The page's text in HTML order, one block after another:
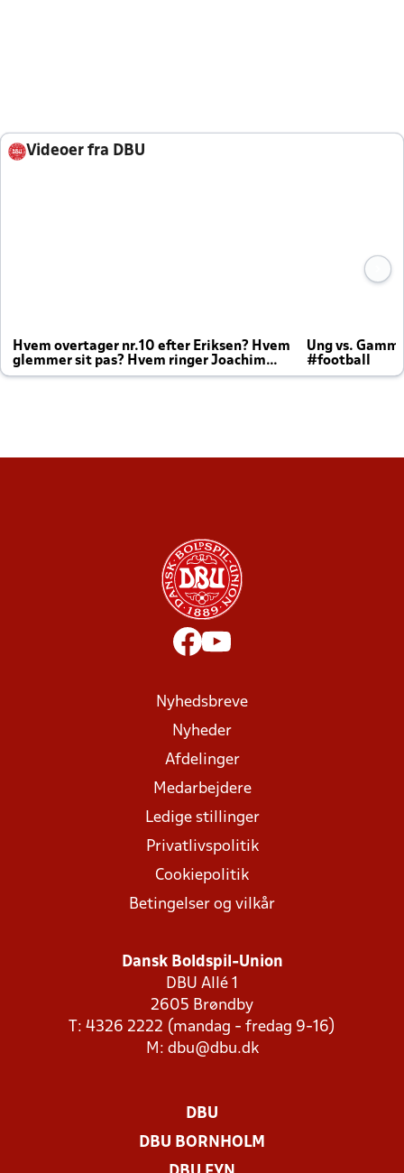
Videoer fra DBU
Hvem overtager nr.10 efter Eriksen? Hvem
glemmer sit pas? Hvem ringer Joachim
altid til efter kampe?
Ung vs.
#football
Nyhedsbreve
Nyheder
Afdelinger
Medarbejdere
Ledige stillinger
Privatlivspolitik
Cookiepolitik
Betingelser og vilkår
Dansk Boldspil-Union
DBU Allé 1
2605 Brøndby
T: 4326 2222 (mandag - fredag 9-16)
M: dbu@dbu.dk
DBU
DBU BORNHOLM